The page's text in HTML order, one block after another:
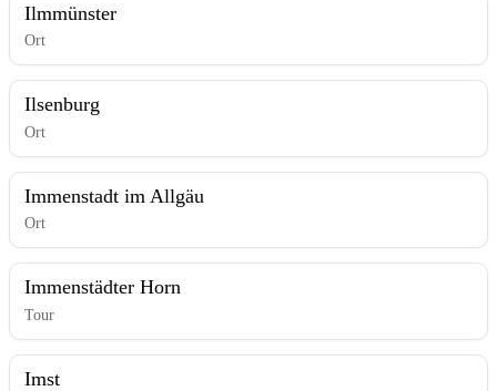
Ilmmünster
Ort
Ilsenburg
Ort
Immenstadt im Allgäu
Ort
Immenstädter Horn
Tour
Imst